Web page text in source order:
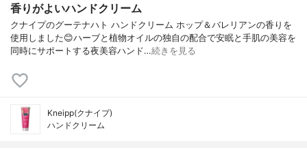
香りがよいハンドクリーム
クナイプのグーテナハト ハンドクリーム ホップ＆バレリアンの香りを
使用しました😊ハーブと植物オイルの独自の配合で安眠と手肌の美容を
同時にサポートする夜美容ハンド…続きを見る
Kneipp(クナイプ)
ハンドクリーム